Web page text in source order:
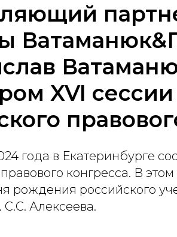
XVI
года в Екатеринбурге
конгресса. В
рождения российского
Алексеева.